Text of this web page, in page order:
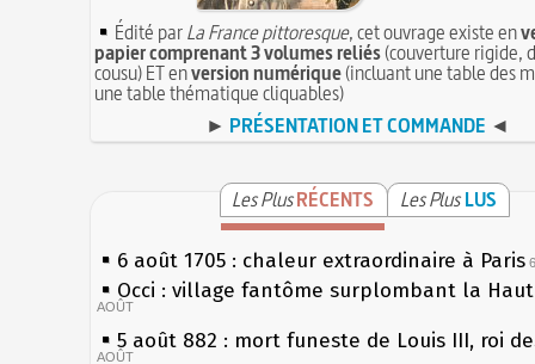
Édité parLa France pittoresque, cet ouvrage existe en
papier comprenant 3 volumes reliés(couverture rigide,
cousu) ET enversion numérique(incluant une table des
une table thématique cliquables)
► PRÉSENTATION ET COMMANDE ◄
Les PlusRÉCENTS Les Plus LUS
6 août 1705 : chaleur extraordinaire à Paris
Occi : village fantôme surplombant la
AOÛT
5 août 882 : mort funeste de Louis III, roi